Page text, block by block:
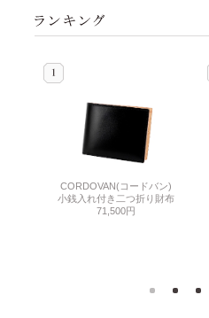
CORDOVAN(コードバン)
小銭入れ付き二つ折り財布
71,500円